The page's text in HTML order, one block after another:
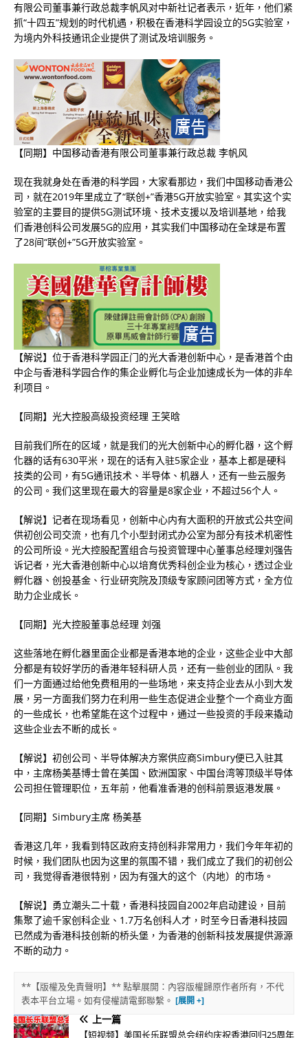
有限公司董事兼行政总裁李帆风对中新社记者表示，近年，他们紧
抓“十四五”规划的时代机遇，积极在香港科学园设立的5G实验室，
为境内外科技通讯企业提供了测试及培训服务。
【同期】中国移动香港有限公司董事兼行政总裁 李帆风
现在我就身处在香港的科学园，大家看那边，我们中国移动香港公
司，就在2019年里成立了“联创+”香港5G开放实验室。其实这个实
验室的主要目的提供5G测试环境、技术支援以及培训基地，给我
们香港创科公司发展5G的应用，其实我们中国移动在全球是布置
了28间“联创+”5G开放实验室。
【解说】位于香港科学园正门的光大香港创新中心，是香港首个由
中企与香港科学园合作的集企业孵化与企业加速成长为一体的非牟
利项目。
【同期】光大控股高级投资经理 王笑晗
目前我们所在的区域，就是我们的光大创新中心的孵化器，这个孵
化器的话有630平米，现在的话有入驻5家企业，基本上都是硬科
技类的公司，有5G通讯技术、半导体、机器人，还有一些云服务
的公司。我们这里现在最大的容量是8家企业，不超过56个人。
【解说】记者在现场看见，创新中心内有大面积的开放式公共空间
供初创公司交流，也有几个小型封闭式办公室为部分有技术机密性
的公司所设。光大控股配置组合与投资管理中心董事总经理刘强告
诉记者，光大香港创新中心以培育优秀科创企业为核心，透过企业
孵化器、创投基金、行业研究院及顶级专家顾问团等方式，全方位
助力企业成长。
【同期】光大控股董事总经理 刘强
这些落地在孵化器里面企业都是香港本地的企业，这些企业中大部
分都是有较好学历的香港年轻科研人员，还有一些创业的团队。我
们一方面通过给他免费租用的一些场地，来支持企业去从小到大发
展，另一方面我们努力在利用一些生态促进企业整个一个商业方面
的一些成长，也希望能在这个过程中，通过一些投资的手段来撬动
这些企业去不断的成长。
【解说】初创公司、半导体解决方案供应商Simbury便已入驻其
中，主席杨美基博士曾在美国、欧洲国家、中国台湾等顶级半导体
公司担任管理职位，五年前，他看准香港的创科前景返港发展。
【同期】Simbury主席 杨美基
香港这几年，我看到特区政府支持创科非常用力，我们今年年初的
时候，我们团队也因为这里的氛围不错，我们成立了我们的初创公
司，我觉得香港很特别，因为有强大的这个（内地）的市场。
【解说】勇立潮头二十载，香港科技园自2002年启动建设，目前
集聚了逾千家创科企业、1.7万名创科人才，时至今日香港科技园
已然成为香港科技创新的桥头堡，为香港的创新科技发展提供源源
不断的动力。
**【版權及免責聲明】** 點擊展開：內容版權歸原作者所有，不代
表本平台立場。如有侵權請電郵聯繫。
上一篇
【短视频】美国长乐联盟总会纽约庆祝香港回归25周年